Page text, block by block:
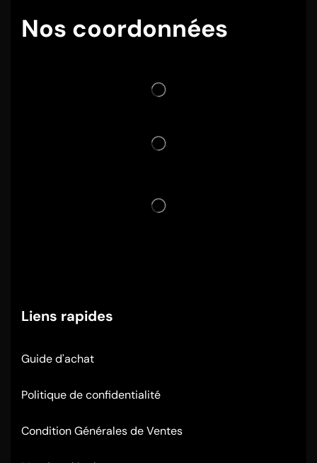
Nos coordonnées
Liens rapides
Guide d'achat
Politique de confidentialité
Condition Générales de Ventes